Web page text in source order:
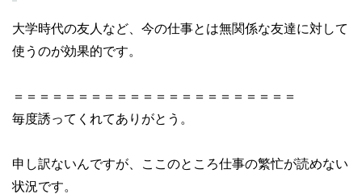
大学時代の友人など、今の仕事とは無関係な友達に対して
使うのが効果的です。
＝＝＝＝＝＝＝＝＝＝＝＝＝＝＝＝＝＝＝＝＝＝
毎度誘ってくれてありがとう。
申し訳ないんですが、ここのところ仕事の繁忙が読めない
状況です。